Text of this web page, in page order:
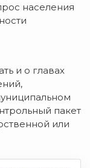
населения
и о главах
пакет
или